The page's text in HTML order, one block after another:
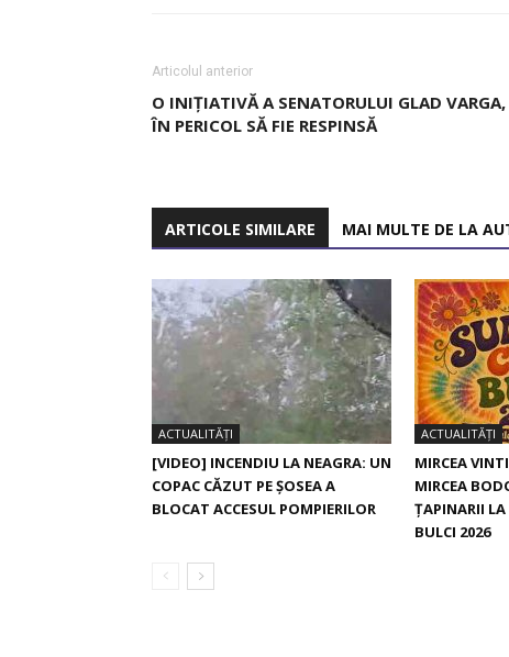
Articolul anterior
O INIȚIATIVĂ A SENATORULUI GLAD VARGA,
ÎN PERICOL SĂ FIE RESPINSĂ
ARTICOLE SIMILARE MAI MULTE DE LA
ACTUALITĂȚI
[VIDEO] INCENDIU LA NEAGRA: UN
COPAC CĂZUT PE ȘOSEA A
BLOCAT ACCESUL POMPIERILOR
ACTUALITĂȚI
MIRCEA
MIRCEA
ȚAPINARII
BULCI 2026